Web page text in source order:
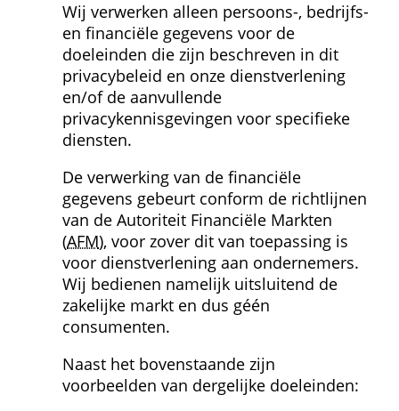
Wij verwerken alleen persoons-, bedrijfs-
en financiële gegevens voor de
doeleinden die zijn beschreven in dit
privacybeleid en onze dienstverlening
en/of de aanvullende
privacykennisgevingen voor specifieke
diensten.
De verwerking van de financiële
gegevens gebeurt conform de richtlijnen
van de Autoriteit Financiële Markten
(AFM), voor zover dit van toepassing is
voor dienstverlening aan ondernemers.
Wij bedienen namelijk uitsluitend de
zakelijke markt en dus géén
consumenten.
Naast het bovenstaande zijn
voorbeelden van dergelijke doeleinden: